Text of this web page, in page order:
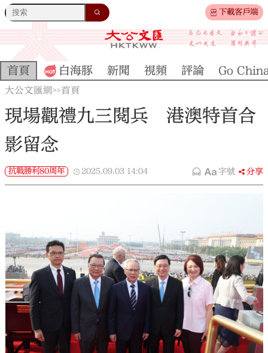
下載客戶端
大公文匯
首頁 白海豚 新聞 視頻 評論 Go
大公文匯網>>首頁
現場觀禮九三閱兵 港澳特首合
影留念
抗戰勝利80周年 2025.09.03 14:04 字號 分享